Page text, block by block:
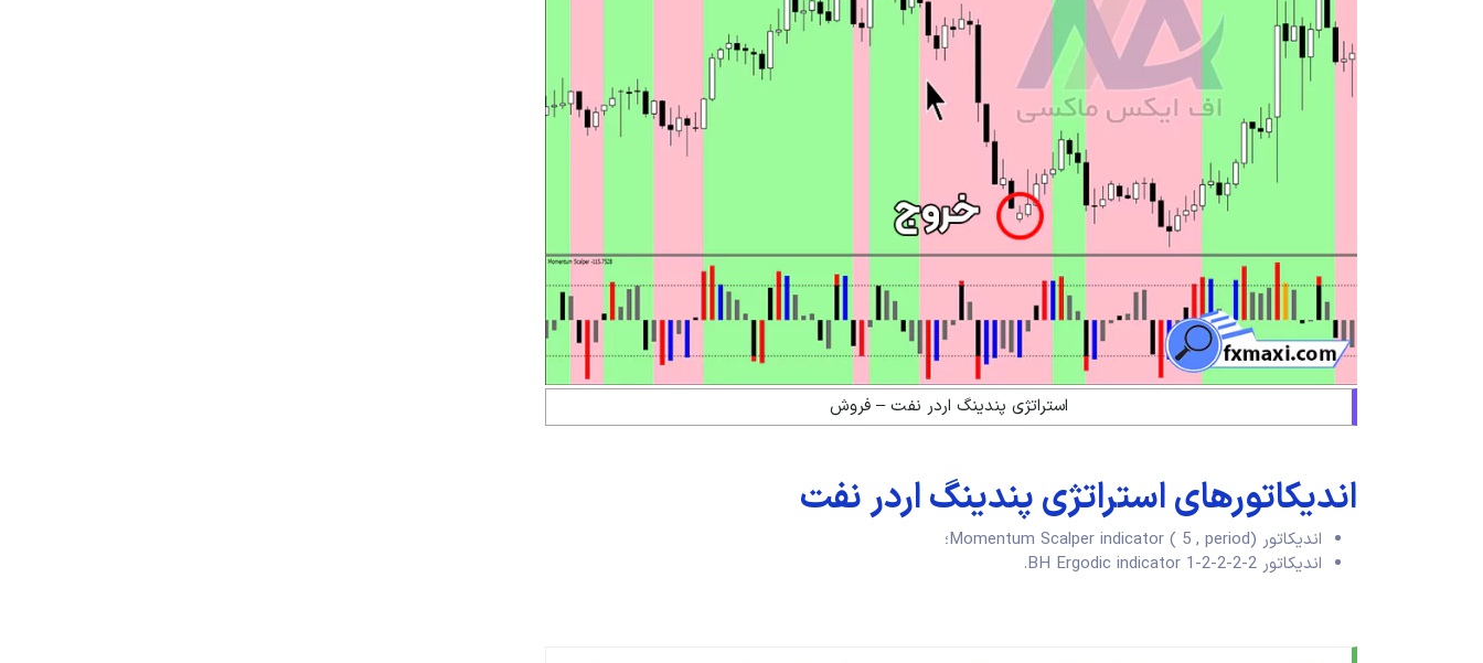
استراتژی پندینگ اردر نفت – فروش
اندیکاتورهای استراتژی پندینگ اردر نفت
اندیکاتور Momentum Scalper indicator ( 5 , period)؛
اندیکاتور BH Ergodic indicator 1-2-2-2-2.